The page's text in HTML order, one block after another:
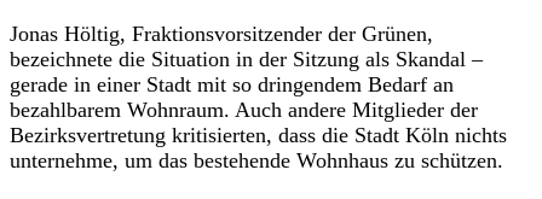
Jonas Höltig, Fraktionsvorsitzender der Grünen,
bezeichnete die Situation in der Sitzung als Skandal –
gerade in einer Stadt mit so dringendem Bedarf an
bezahlbarem Wohnraum. Auch andere Mitglieder der
Bezirksvertretung kritisierten, dass die Stadt Köln nichts
unternehme, um das bestehende Wohnhaus zu schützen.